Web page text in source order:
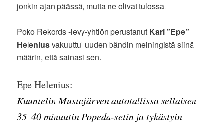
jonkin ajan päässä, mutta ne olivat tulossa.
Poko Rekords -levy-yhtiön perustanut Kari ”Epe”
Heleniusvakuuttui uuden bändin meiningistä siinä
määrin, että sainasi sen.
Epe Helenius:
Kuuntelin Mustajärven autotallissa sellaisen
35–40 minuutin Popeda-setin ja tykästyin